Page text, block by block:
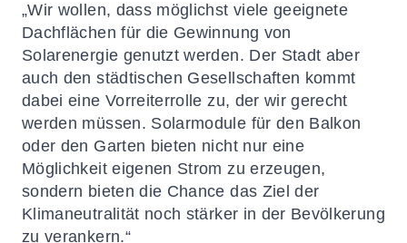
„Wir wollen, dass möglichst viele geeignete
Dachflächen für die Gewinnung von
Solarenergie genutzt werden. Der Stadt aber
auch den städtischen Gesellschaften kommt
dabei eine Vorreiterrolle zu, der wir gerecht
werden müssen. Solarmodule für den Balkon
oder den Garten bieten nicht nur eine
Möglichkeit eigenen Strom zu erzeugen,
sondern bieten die Chance das Ziel der
Klimaneutralität noch stärker in der Bevölkerung
zu verankern.“